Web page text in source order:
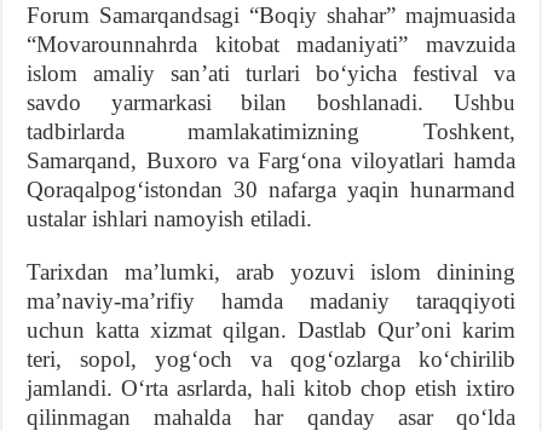
Forum Samarqandsagi “Boqiy shahar” majmuasida
“Movarounnahrda kitobat madaniyati” mavzuida
islom amaliy sanʼati turlari boʻyicha festival va
savdo yarmarkasi bilan boshlanadi. Ushbu
tadbirlarda mamlakatimizning Toshkent,
Samarqand, Buxoro va Fargʻona viloyatlari hamda
Qoraqalpogʻistondan 30 nafarga yaqin hunarmand
ustalar ishlari namoyish etiladi.
Tarixdan maʼlumki, arab yozuvi islom dinining
maʼnaviy-maʼrifiy hamda madaniy taraqqiyoti
uchun katta xizmat qilgan. Dastlab Qurʼoni karim
teri, sopol, yogʻoch va qogʻozlarga koʻchirilib
jamlandi. Oʻrta asrlarda, hali kitob chop etish ixtiro
qilinmagan mahalda har qanday asar qoʻlda